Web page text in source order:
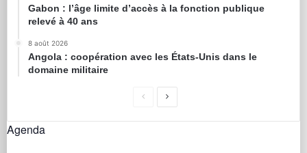
Gabon : l’âge limite d’accès à la fonction publique
relevé à 40 ans
8 août 2026
Angola : coopération avec les États-Unis dans le
domaine militaire
Agenda